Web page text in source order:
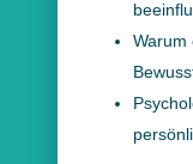
Warum